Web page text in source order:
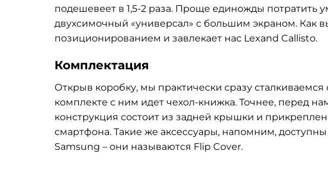
подешевеет в 1,5-2 раза. Проще единожды потратить
двухсимочный «универсал» с большим экраном. Как
позиционированием и завлекает нас Lexand Callisto.
Комплектация
Открыв коробку, мы практически сразу
комплекте с ним идет чехол-книжка. Точнее, перед
конструкция состоит из задней крышки и
смартфона. Такие же аксессуары, напомним,
Samsung – они называются Flip Cover.